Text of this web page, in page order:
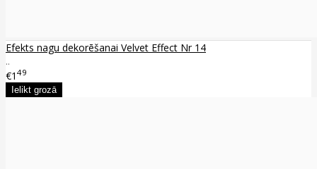
Efekts nagu dekorēšanai Velvet Effect Nr 14
..
€1 49